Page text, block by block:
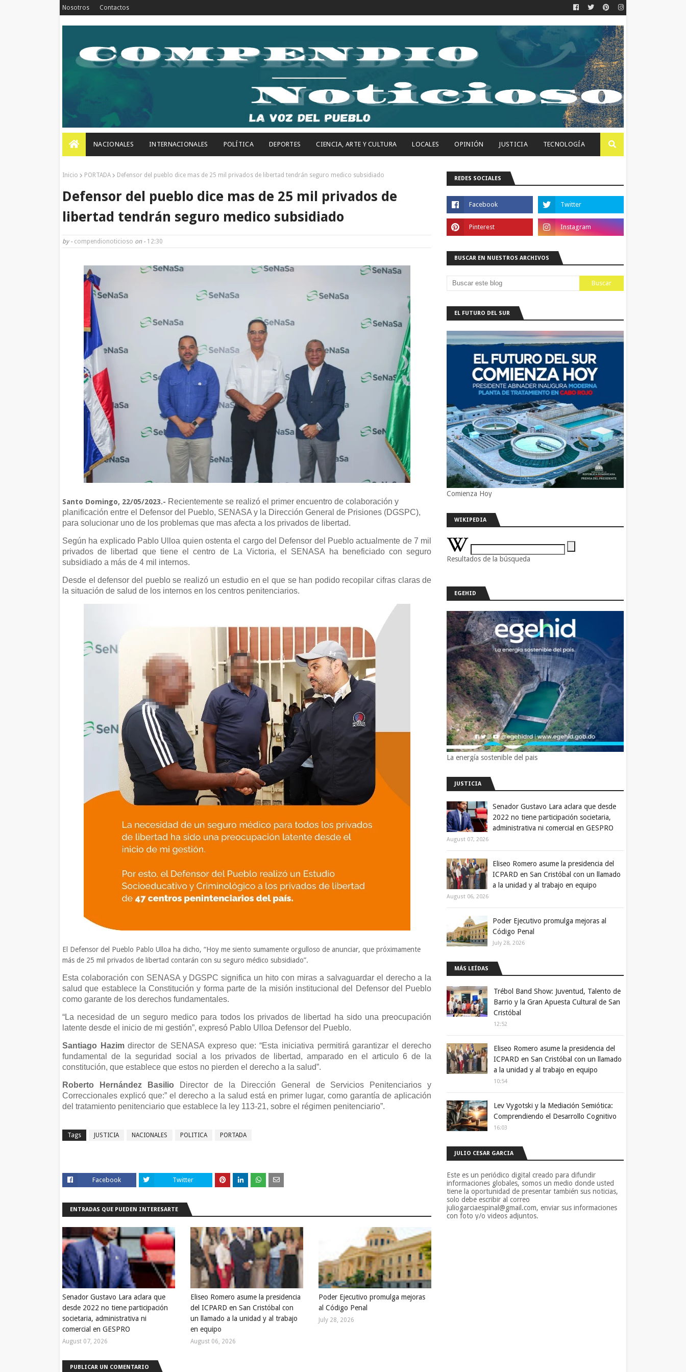
Nosotros Contactos
NACIONALES INTERNACIONALES POLÍTICA DEPORTES CIENCIA, ARTE Y CULTURA LOCALES OPINIÓN JUSTICIA TECNOLOGÍA
Inicio PORTADA Defensor del pueblo dice mas de 25 mil privados de libertad tendrán seguro medico subsidiado
Defensor del pueblo dice mas de 25 mil privados de
libertad tendrán seguro medico subsidiado
by - compendionoticioso on - 12:30
Santo Domingo, 22/05/2023.- Recientemente se realizó el primer encuentro de colaboración y
planificación entre el Defensor del Pueblo, SENASA y la Dirección General de Prisiones (DGSPC),
para solucionar uno de los problemas que mas afecta a los privados de libertad.
Según ha explicado Pablo Ulloa quien ostenta el cargo del Defensor del Pueblo actualmente de 7 mil
privados de libertad que tiene el centro de La Victoria, el SENASA ha beneficiado con seguro
subsidiado a más de 4 mil internos.
Desde el defensor del pueblo se realizó un estudio en el que se han podido recopilar cifras claras de
la situación de salud de los internos en los centros penitenciarios.
El Defensor del Pueblo Pablo Ulloa ha dicho, “Hoy me siento sumamente orgulloso de anunciar, que próximamente
más de 25 mil privados de libertad contarán con su seguro médico subsidiado”.
Esta colaboración con SENASA y DGSPC significa un hito con miras a salvaguardar el derecho a la
salud que establece la Constitución y forma parte de la misión institucional del Defensor del Pueblo
como garante de los derechos fundamentales.
“La necesidad de un seguro medico para todos los privados de libertad ha sido una preocupación
latente desde el inicio de mi gestión”, expresó Pablo Ulloa Defensor del Pueblo.
Santiago Hazimdirector de SENASA expreso que: “Esta iniciativa permitirá garantizar el derecho
fundamental de la seguridad social a los privados de libertad, amparado en el articulo 6 de la
constitución, que establece que estos no pierden el derecho a la salud”.
Roberto Hernández Basilio Director de la Dirección General de Servicios Penitenciarios y
Correccionales explicó que:” el derecho a la salud está en primer lugar, como garantía de aplicación
del tratamiento penitenciario que establece la ley 113-21, sobre el régimen penitenciario”.
Tags JUSTICIA NACIONALES POLITICA PORTADA
Facebook Twitter
ENTRADAS QUE PUEDEN INTERESARTE
Senador Gustavo Lara aclara que
desde 2022 no tiene participación
societaria, administrativa ni
comercial en GESPRO
August 07, 2026
Eliseo Romero asume la presidencia
del ICPARD en San Cristóbal con
un llamado a la unidad y al trabajo
en equipo
August 06, 2026
Poder Ejecutivo promulga mejoras
al Código Penal
July 28, 2026
PUBLICAR UN COMENTARIO
REDES SOCIALES
BUSCAR EN NUESTROS ARCHIVOS
EL FUTURO DEL SUR
Comienza Hoy
WIKIPEDIA
Resultados de la búsqueda
EGEHID
La energía sostenible del pais
JUSTICIA
Senador Gustavo Lara aclara que desde
2022 no tiene participación societaria,
administrativa ni comercial en GESPRO
August 07, 2026
Eliseo Romero asume la presidencia del
ICPARD en San Cristóbal con un llamado
a la unidad y al trabajo en equipo
August 06, 2026
Poder Ejecutivo promulga mejoras al
Código Penal
July 28, 2026
MÁS LEÍDAS
Trébol Band Show: Juventud, Talento de
Barrio y la Gran Apuesta Cultural de San
Cristóbal
12:52
Eliseo Romero asume la presidencia del
ICPARD en San Cristóbal con un llamado
a la unidad y al trabajo en equipo
10:54
Lev Vygotski y la Mediación Semiótica:
Comprendiendo el Desarrollo Cognitivo
16:03
JULIO CESAR GARCIA
Este es un periódico digital creado para difundir
informaciones globales, somos un medio donde usted
tiene la oportunidad de presentar también sus noticias,
solo debe escribir al correo
juliogarciaespinal@gmail.com, enviar sus informaciones
con foto y/o videos adjuntos.